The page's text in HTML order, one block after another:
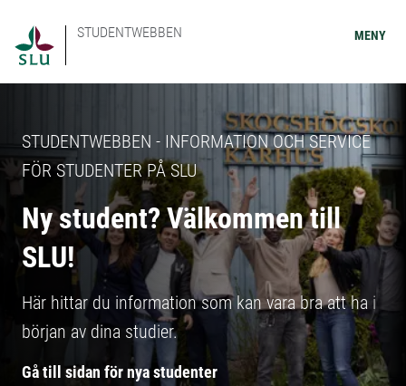
STUDENTWEBBEN MENY
STUDENTWEBBEN - INFORMATION OCH SERVICE
FÖR STUDENTER PÅ SLU
Ny student? Välkommen till
SLU!
Här hittar du information som kan vara bra att ha i
början av dina studier.
Gå till sidan för nya studenter